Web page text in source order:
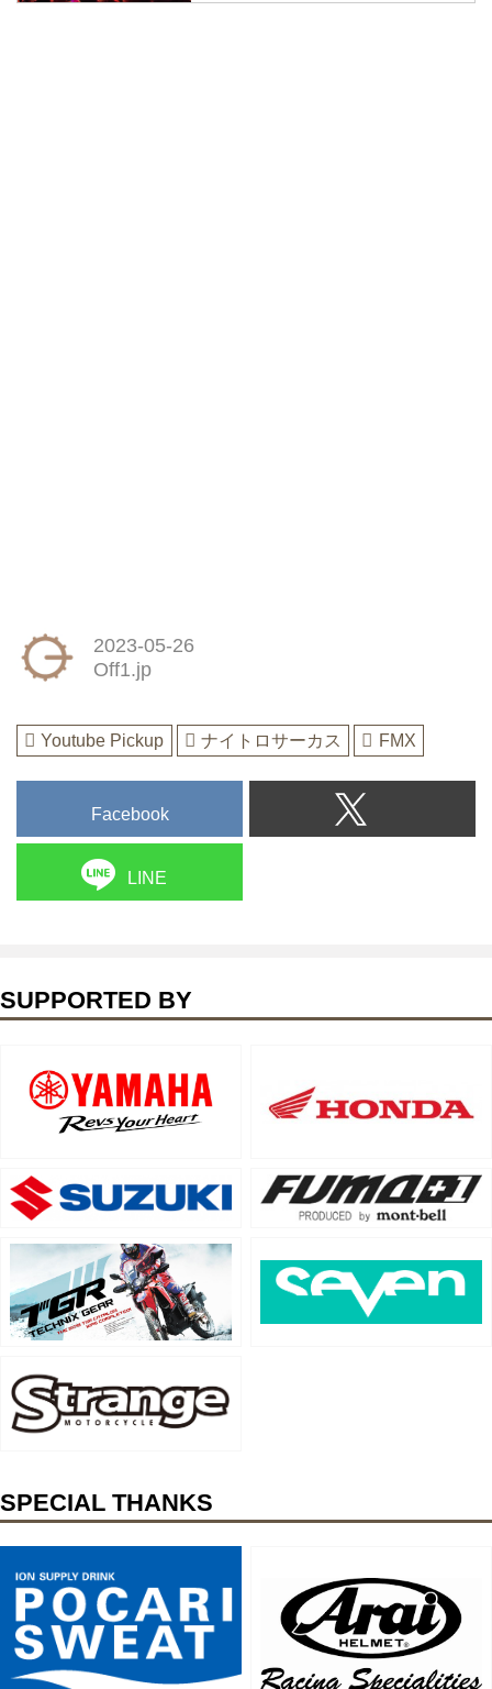
of the biggest and raddest events
2023-05-26
Off1.jp
Youtube Pickup ナイトロサーカス FMX
Facebook
LINE
SUPPORTED BY
SPECIAL THANKS